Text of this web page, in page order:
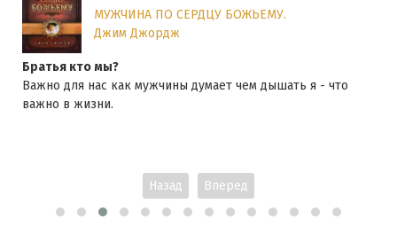
МУЖЧИНА ПО СЕРДЦУ БОЖЬЕМУ.
Джим Джордж
Братья кто мы?
Важно для нас как мужчины думает чем дышать я - что
важно в жизни.
Назад Вперед